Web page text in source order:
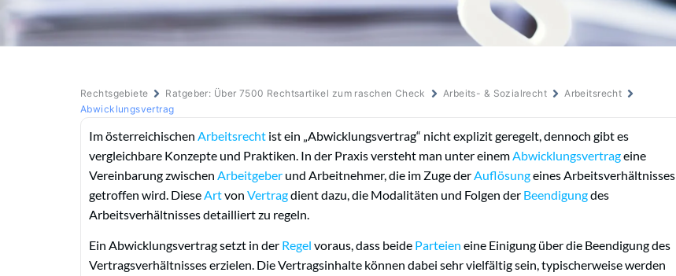
Rechtsgebiete Ratgeber: Über 7500 Rechtsartikel zum raschen Check Arbeits- & Sozialrecht
Arbeitsrecht
Abwicklungsvertrag
Im österreichischen Arbeitsrecht ist ein „Abwicklungsvertrag“ nicht explizit geregelt, dennoch gibt es
vergleichbare Konzepte und Praktiken. In der Praxis versteht man unter einem Abwicklungsvertrageine
Vereinbarung zwischen Arbeitgeber und Arbeitnehmer, die im Zuge der Auflösungeines Arbeitsverhältnisses
getroffen wird. Diese Artvon Vertragdient dazu, die Modalitäten und Folgen der Beendigungdes
Arbeitsverhältnisses detailliert zu regeln.
Ein Abwicklungsvertrag setzt in der Regel voraus, dass beide Parteien eine Einigung über die Beendigung des
Vertragsverhältnisses erzielen. Die Vertragsinhalte können dabei sehr vielfältig sein, typischerweise werden